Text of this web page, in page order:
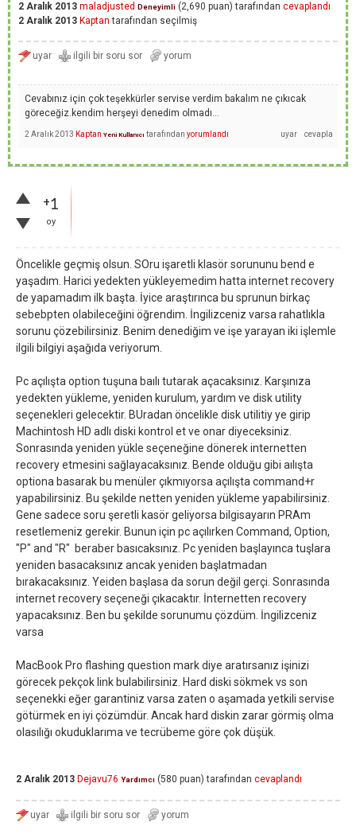
2 Aralık 2013 maladjusted Deneyimli (2,690 puan) tarafından cevaplandı
2 Aralık 2013 Kaptan tarafından seçilmiş
Cevabınız için çok teşekkürler servise verdim bakalım ne çıkıcak
göreceğiz.kendim herşeyi denedim olmadı...
2 Aralık 2013 Kaptan Yeni Kullanıcı tarafından yorumlandı
+1
oy
Öncelikle geçmiş olsun. SOru işaretli klasör sorununu bend e
yaşadım. Harici yedekten yükleyemedim hatta internet recovery
de yapamadım ilk başta. İyice araştırınca bu sprunun birkaç
sebebpten olabileceğini öğrendim. İngilizceniz varsa rahatlıkla
sorunu çözebilirsiniz. Benim denediğim ve işe yarayan iki işlemle
ilgili bilgiyi aşağıda veriyorum.
Pc açılışta option tuşuna baılı tutarak açacaksınız. Karşınıza
yedekten yükleme, yeniden kurulum, yardım ve disk utility
seçenekleri gelecektir. BUradan öncelikle disk utilitiy ye girip
Machintosh HD adlı diski kontrol et ve onar diyeceksiniz.
Sonrasında yeniden yükle seçeneğine dönerek internetten
recovery etmesini sağlayacaksınız. Bende olduğu gibi aılışta
optiona basarak bu menüler çıkmıyorsa açılışta command+r
yapabilirsiniz. Bu şekilde netten yeniden yükleme yapabilirsiniz.
Gene sadece soru şeretli kasör geliyorsa bilgisayarın PRAm
resetlemeniz gerekir. Bunun için pc açılırken Command, Option,
"P" and "R" beraber basıcaksınız. Pc yeniden başlayınca tuşlara
yeniden basacaksınız ancak yeniden başlatmadan
bırakacaksınız. Yeiden başlasa da sorun değil gerçi. Sonrasında
internet recovery seçeneği çıkacaktır. İnternetten recovery
yapacaksınız. Ben bu şekilde sorunumu çözdüm. İngilizceniz
varsa
MacBook Pro flashing question mark diye aratırsanız işinizi
görecek pekçok link bulabilirsiniz. Hard diski sökmek vs son
seçenekki eğer garantiniz varsa zaten o aşamada yetkili servise
götürmek en iyi çözümdür. Ancak hard diskin zarar görmiş olma
olasılığı okuduklarıma ve tecrübeme göre çok düşük.
2 Aralık 2013 Dejavu76 Yardımcı (580 puan) tarafından cevaplandı